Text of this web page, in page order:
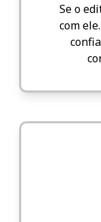
Se o
com